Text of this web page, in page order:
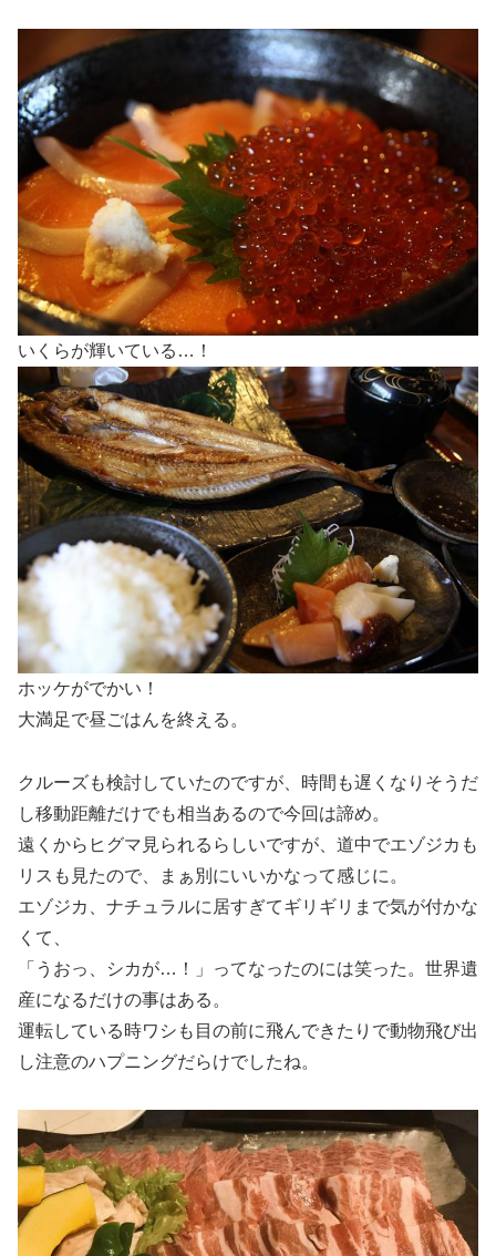
いくらが輝いている…！
ホッケがでかい！
大満足で昼ごはんを終える。
クルーズも検討していたのですが、時間も遅くなりそうだ
し移動距離だけでも相当あるので今回は諦め。
遠くからヒグマ見られるらしいですが、道中でエゾジカも
リスも見たので、まぁ別にいいかなって感じに。
エゾジカ、ナチュラルに居すぎてギリギリまで気が付かな
くて、
「うおっ、シカが…！」ってなったのには笑った。世界遺
産になるだけの事はある。
運転している時ワシも目の前に飛んできたりで動物飛び出
し注意のハプニングだらけでしたね。